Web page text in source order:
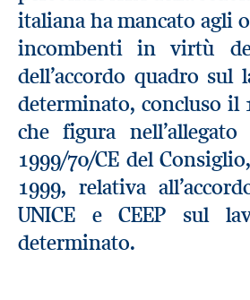
italiana ha mancato agli
incombenti in virtù
dell’accordo quadro sul
determinato, concluso il
che figura
1999/70/CE del
1999, relativa
UNICE e CEEP sul
determinato.